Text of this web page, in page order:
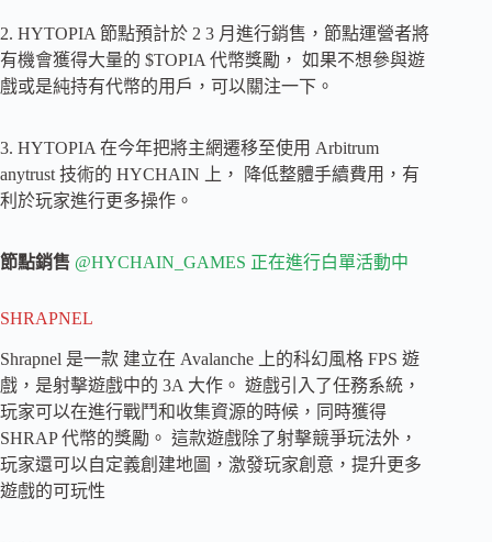
2. HYTOPIA 節點預計於 2 3 月進行銷售，節點運營者將
有機會獲得大量的 $TOPIA 代幣獎勵， 如果不想參與遊
戲或是純持有代幣的用戶，可以關注一下。
3. HYTOPIA 在今年把將主網遷移至使用 Arbitrum
anytrust 技術的 HYCHAIN 上， 降低整體手續費用，有
利於玩家進行更多操作。
節點銷售 @HYCHAIN_GAMES 正在進行白單活動中
SHRAPNEL
Shrapnel 是一款 建立在 Avalanche 上的科幻風格 FPS 遊
戲，是射擊遊戲中的 3A 大作。 遊戲引入了任務系統，
玩家可以在進行戰鬥和收集資源的時候，同時獲得
SHRAP 代幣的獎勵。 這款遊戲除了射擊競爭玩法外，
玩家還可以自定義創建地圖，激發玩家創意，提升更多
遊戲的可玩性